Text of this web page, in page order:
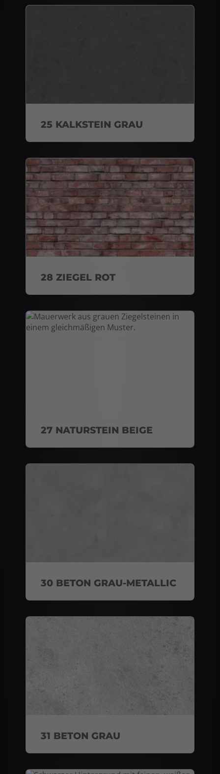
25 KALKSTEIN GRAU
28 ZIEGEL ROT
27 NATURSTEIN BEIGE
30 BETON GRAU-METALLIC
31 BETON GRAU